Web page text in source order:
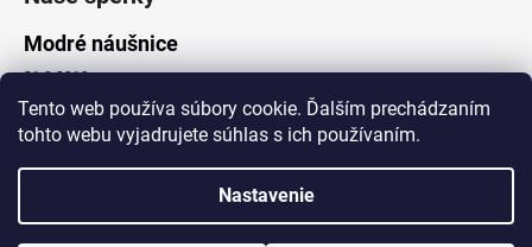
Tento web používa súbory cookie. Ďalším prechádzaním
tohto webu vyjadrujete súhlas s ich používaním.
Nastavenie
Modré náušnice
21.8.2019
Vytvoril Shoptet
Lotka.sk. Všetky práva vyhradené.
Upraviť nastavenie cookies